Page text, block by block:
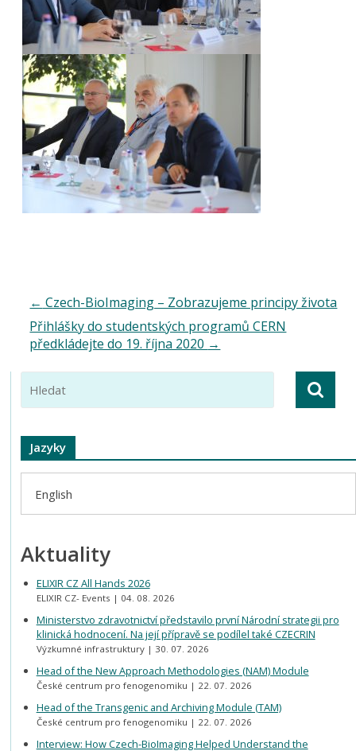
← Czech-BioImaging – Zobrazujeme principy života
Přihlášky do studentských programů CERN
předkládejte do 19. října 2020 →
Jazyky
English
Aktuality
ELIXIR CZ All Hands 2026
ELIXIR CZ- Events 04. 08. 2026
Ministerstvo zdravotnictví představilo první Národní strategii pro
klinická hodnocení. Na její přípravě se podílel také CZECRIN
Výzkumné infrastruktury 30. 07. 2026
Head of the New Approach Methodologies (NAM) Module
České centrum pro fenogenomiku 22. 07. 2026
Head of the Transgenic and Archiving Module (TAM)
České centrum pro fenogenomiku 22. 07. 2026
Interview: How Czech-BioImaging Helped Understand the